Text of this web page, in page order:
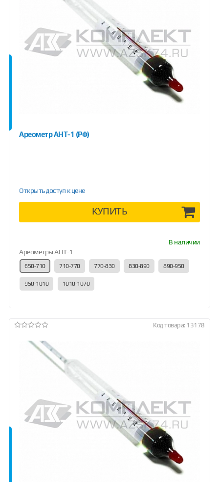
Ареометр АНТ-1 (РФ)
Открыть доступ к цене
КУПИТЬ
В наличии
Ареометры АНТ-1
650-710 710-770 770-830 830-890 890-950
950-1010 1010-1070
Код товара: 13178